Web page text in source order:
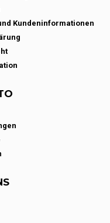
Kundeninformationen